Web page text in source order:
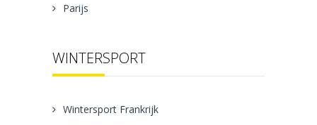
Parijs
WINTERSPORT
Wintersport Frankrijk